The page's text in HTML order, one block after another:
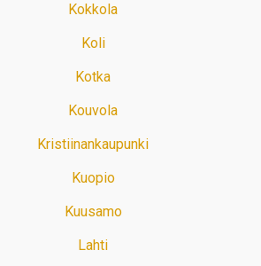
Kokkola
Koli
Kotka
Kouvola
Kristiinankaupunki
Kuopio
Kuusamo
Lahti